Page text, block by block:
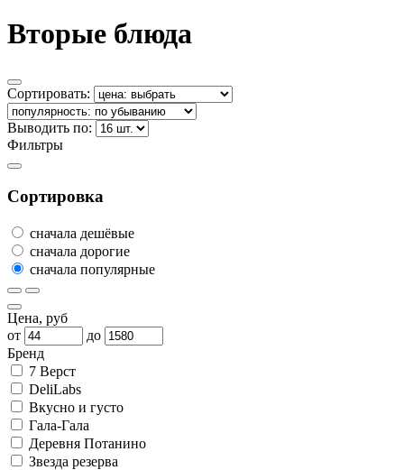
Вторые блюда
Сортировать:
Выводить по:
Фильтры
Сортировка
сначала дешёвые
сначала дорогие
сначала популярные
Цена, руб
от
до
Бренд
7 Верст
DeliLabs
Вкусно и густо
Гала-Гала
Деревня Потанино
Звезда резерва